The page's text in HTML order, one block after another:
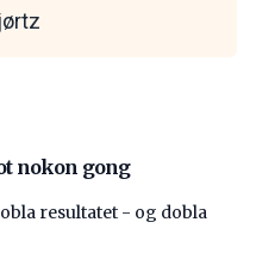
nokon gong
resultatet - og dobla